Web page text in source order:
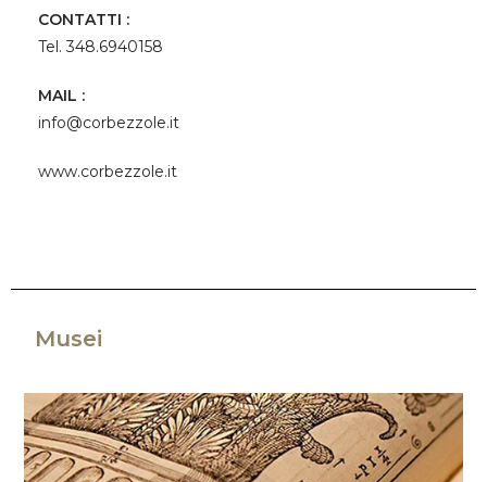
CONTATTI :
Tel. 348.6940158
MAIL :
info@corbezzole.it
www.corbezzole.it
Musei